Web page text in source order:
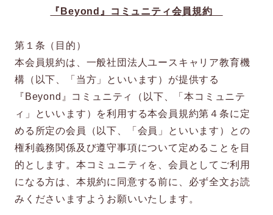
『Beyond』コミュニティ会員規約
第１条（目的）
本会員規約は、一般社団法人ユースキャリア教育機
構（以下、「当方」といいます）が提供する
『Beyond』コミュニティ（以下、「本コミュニテ
ィ」といいます）を利用する本会員規約第４条に定
める所定の会員（以下、「会員」といいます）との
権利義務関係及び遵守事項について定めることを目
的とします。本コミュニティを、会員としてご利用
になる方は、本規約に同意する前に、必ず全文お読
みくださいますようお願いいたします。